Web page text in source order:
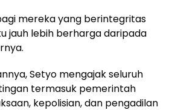
mereka yang berintegritas
jauh lebih berharga daripada
Setyo mengajak seluruh
termasuk pemerintah
kepolisian, dan pengadilan